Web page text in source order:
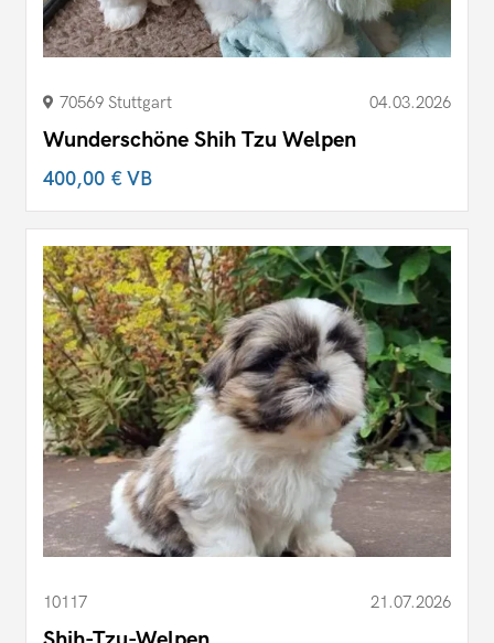
70569 Stuttgart 04.03.2026
Wunderschöne Shih Tzu Welpen
400,00 €VB
10117 21.07.2026